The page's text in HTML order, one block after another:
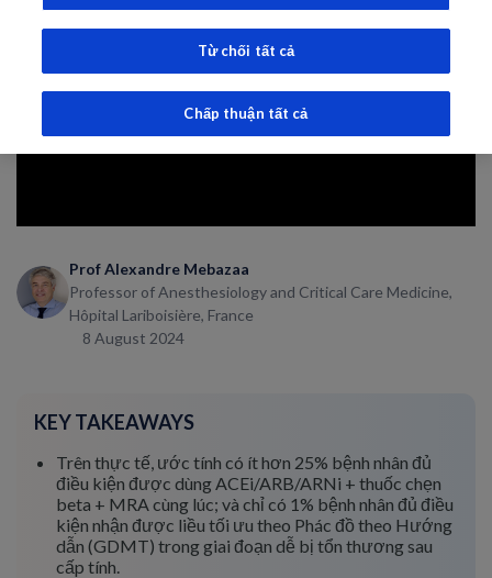
Prof Alexandre Mebazaa
Professor of Anesthesiology and Critical Care Medicine,
Hôpital Lariboisière, France
8 August 2024
KEY TAKEAWAYS
Trên thực tế, ước tính có ít hơn 25% bệnh nhân đủ
điều kiện được dùng ACEi/ARB/ARNi + thuốc chẹn
beta + MRA cùng lúc; và chỉ có 1% bệnh nhân đủ điều
kiện nhận được liều tối ưu theo Phác đồ theo Hướng
dẫn (GDMT) trong giai đoạn dễ bị tổn thương sau
cấp tính.
Từ chối tất cả
Chấp thuận tất cả